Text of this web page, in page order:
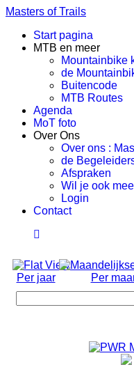
Masters of Trails
Start pagina
MTB en meer
Mountainbike
de
Buitencode
MTB Routes
Agenda
MoT foto
Over Ons
Over ons :
de
Afspraken
Wil je ook
Login
Contact
Per jaar Per